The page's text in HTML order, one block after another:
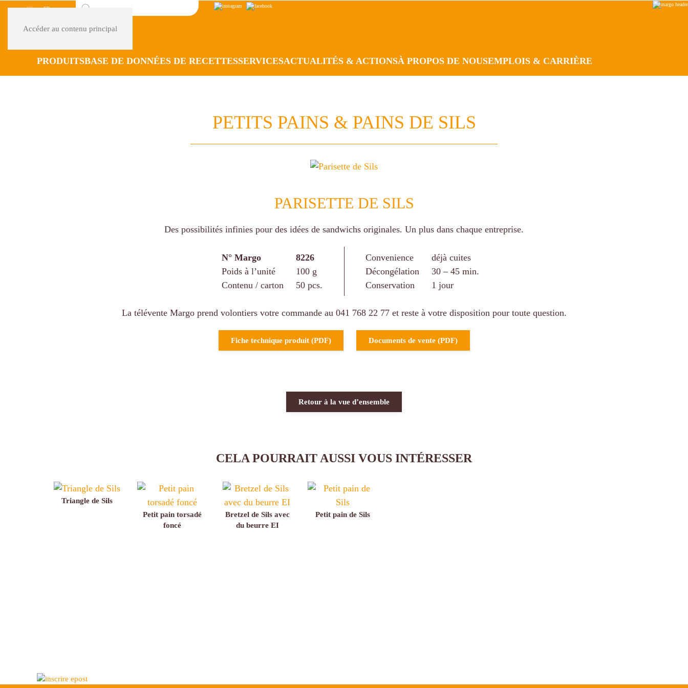
Accéder au contenu principal
DE FR
PRODUITSBASE DE DONNÉES DE RECETTESSERVICESACTUALITÉS & ACTIONSÀ PROPOS DE NOUSEMPLOIS & CARRIÈRE
PETITS PAINS & PAINS DE SILS
PARISETTE DE SILS
Des possibilités infinies pour des idées de sandwichs originales. Un plus dans chaque entreprise.
N° Margo
8226
Poids à l’unité
100 g
Contenu / carton
50 pcs.
Convenience
déjà cuites
Décongélation
30 – 45 min.
Conservation
1 jour
La télévente Margo prend volontiers votre commande au 041 768 22 77 et reste à votre disposition pour toute question.
Fiche technique produit (PDF) Documents de vente (PDF)
Retour à la vue d’ensemble
CELA POURRAIT AUSSI VOUS INTÉRESSER
Triangle de Sils
Petit pain torsadé
foncé
Bretzel de Sils avec
du beurre EI
Petit pain de Sils